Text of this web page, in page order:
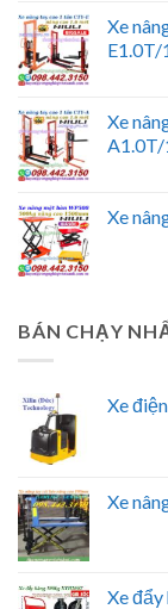
Xe
Xe
Xe
BÁN CHẠY
Xe
Xe
Xe